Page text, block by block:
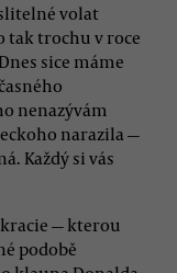
volat
tak trochu v roce
sice máme
nenazývám
narazila —
Každý si vás
— kterou
podobě